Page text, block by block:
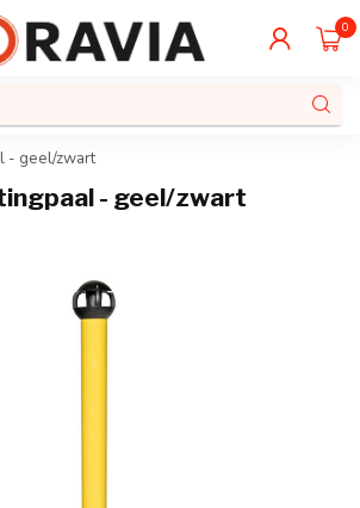
0
- geel/zwart
- geel/zwart